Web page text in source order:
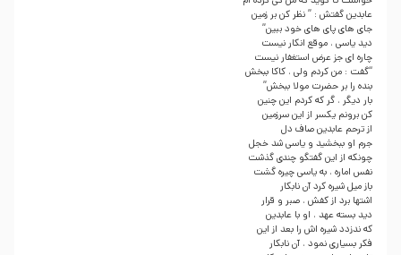
عابدین گفتش : ” نظر کن بر زمین
جای های پای های خود ببین”
دید یاسی ، موقع انکار نیست
چاره ای جز عرض استغفار نیست
“گفت : من کردم ولی ، کاکا ببخش
بنده را بر حضرت مولا ببخش”
بار دیگر ، گر که کردم این چنین
کن برونم یکسر از این سرزمین
از ترحم عابدین صاف دل
جرم او ببخشید و یاسی شد خجل
چونکه از این گفتگو چندی گذشت
نفس اماره ، به یاسی چیره گشت
باز میل شیره کرد آن نابکار
اشتها برد از کفش ، صبر و قرار
دید بسته عهد ، او با عابدین
که ندزدد شیره اش را بعد از این
فکر بسیاری نمود ، آن نابکار